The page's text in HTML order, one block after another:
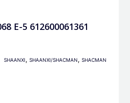
Е-5 612600061361
SHAANXI, SHAANXI/SHACMAN, SHACMAN